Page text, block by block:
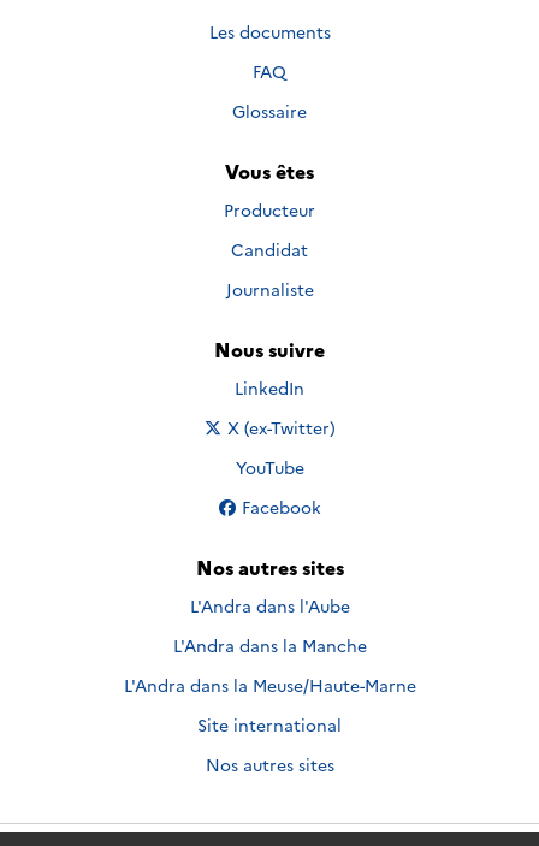
Les documents
FAQ
Glossaire
Vous êtes
Producteur
Candidat
Journaliste
Nous suivre
Nous suivre sur
LinkedIn
Nous suivre sur
X (ex-Twitter)
Nous suivre sur
YouTube
Nous suivre sur
Facebook
Nos autres sites
L'Andra dans l'Aube
L'Andra dans la Manche
L'Andra dans la Meuse/Haute-Marne
Site international
Nos autres sites